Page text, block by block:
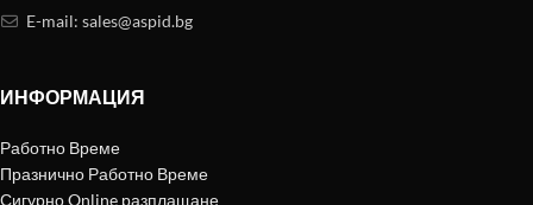
E-mail: sales@aspid.bg
ИНФОРМАЦИЯ
Работно Време
Празнично Работно Време
Сигурно Online разплащане